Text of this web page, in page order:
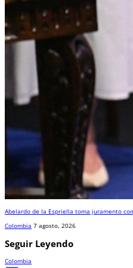
Abelardo de la Espriella toma juramento
Colombia 7 agosto, 2026
Seguir Leyendo
Colombia